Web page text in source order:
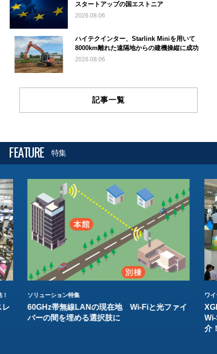
スタートアップの国エストニア
2026.08.06
ハイテクインター、Starlink Miniを用いて
8000km離れた遠隔地からの建機操縦に成功
2026.08.06
記事一覧
FEATURE 特集
レ
ソリューション特集
60GHz帯無線LANの現在地 Wi-Fiと光ファイ
バーの間を埋める選択肢に
ワ
介